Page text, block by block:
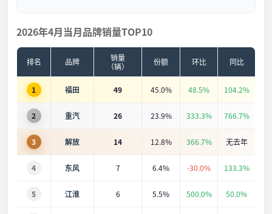
2026年4月当月品牌销量TOP10
排名 品牌
销量
（辆）
份额 环比 同比
1 福田 49 45.0% 48.5% 104.2%
2 重汽 26 23.9% 333.3% 766.7%
3 解放 14 12.8% 366.7% 无去年
4 东风 7 6.4% -30.0% 133.3%
5 江淮 6 5.5% 500.0% 50.0%